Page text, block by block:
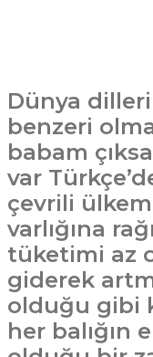
Dünya
benzeri
babam
var
çevrili
varlığına
tüketimi az
giderek
olduğu gibi
her balığın